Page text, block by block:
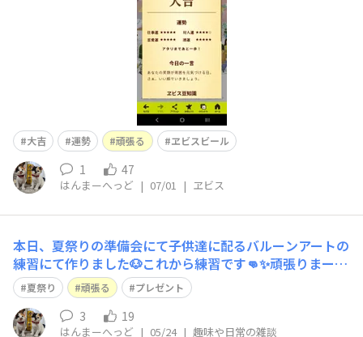
大吉 運勢 頑張る ヱビスビール
1 47
はんまーへっど | 07/01 | ヱビス
本日、夏祭りの準備会にて子供達に配るバルーンアートの
練習にて作りました🐶これから練習です👊✨頑張りまー
す。夏祭り 頑張る プレゼント
3 19
はんまーへっど | 05/24 | 趣味や日常の雑談